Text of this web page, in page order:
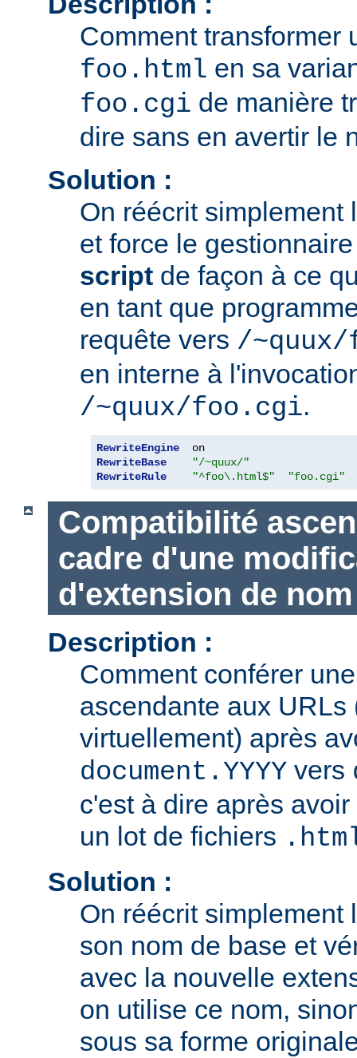
Comment transformer
foo.html en sa
foo.cgi de manière
dire sans en avertir le
Solution :
On réécrit simplement
et force le
script de façon à ce
en tant que
requête vers /
en interne à
/~quux/foo.cgi.
RewriteEngine
RewriteBase
"/~quux/"
RewriteRule
"^foo\.html$" "foo.cgi"
Compatibilité
cadre d'une
d'extension de
Description :
Comment conférer
ascendante aux URLs
virtuellement) après
document.YYYY vers
c'est à dire après
un lot de fichiers
Solution :
On réécrit simplement
son nom de base et
avec la nouvelle
on utilise ce nom,
sous sa forme